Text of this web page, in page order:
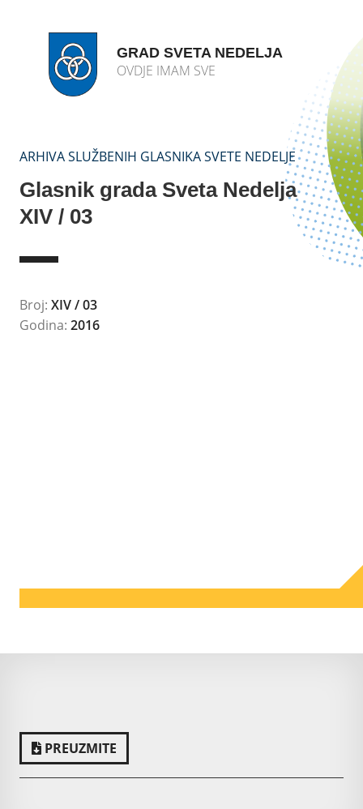
GRAD SVETA NEDELJA
OVDJE IMAM SVE
ARHIVA SLUŽBENIH GLASNIKA SVETE NEDELJE
Glasnik grada Sveta Nedelja
XIV / 03
Broj: XIV / 03
Godina: 2016
PREUZMITE